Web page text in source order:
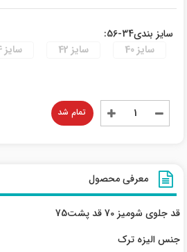
سایز بندی34-56:
سایز 40
سایز 42 سایز 44
تمام شد
معرفی محصول
قد جلوی شومیز 70 قد پشت75
جنس الیزه ترک